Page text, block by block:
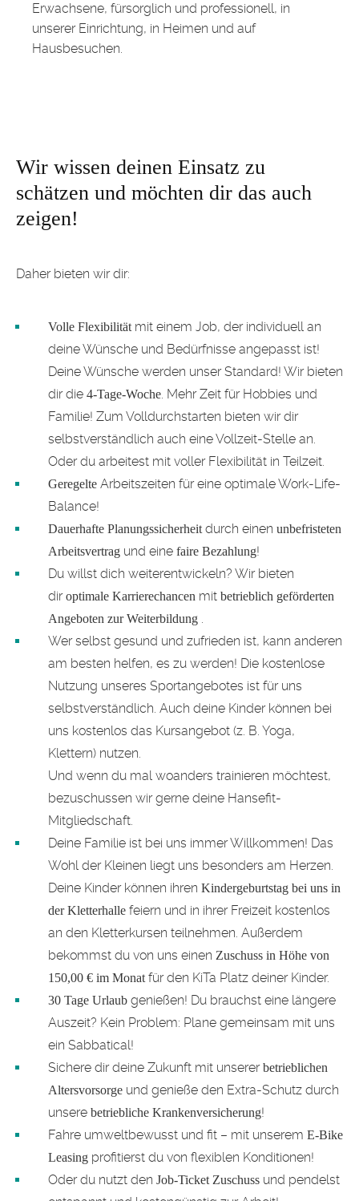
Erwachsene, fürsorglich und professionell, in
unserer Einrichtung, in Heimen und auf
Hausbesuchen.
Wir wissen deinen Einsatz zu
schätzen und möchten dir das auch
zeigen!
Daher bieten wir dir:
Volle Flexibilitätmit einem Job, der individuell an
deine Wünsche und Bedürfnisse angepasst ist!
Deine Wünsche werden unser Standard! Wir bieten
dir die 4-Tage-Woche. Mehr Zeit für Hobbies und
Familie! Zum Volldurchstarten bieten wir dir
selbstverständlich auch eine Vollzeit-Stelle an.
Oder du arbeitest mit voller Flexibilität in Teilzeit.
Geregelte Arbeitszeiten für eine optimale Work-Life-
Balance!
Dauerhafte Planungssicherheitdurch einen unbefristeten
Arbeitsvertrag und eine faire Bezahlung!
Du willst dich weiterentwickeln? Wir bieten
diroptimale Karrierechancen mit betrieblich geförderten
Angeboten zur Weiterbildung .
Wer selbst gesund und zufrieden ist, kann anderen
am besten helfen, es zu werden! Die kostenlose
Nutzung unseres Sportangebotes ist für uns
selbstverständlich. Auch deine Kinder können bei
uns kostenlos das Kursangebot (z. B. Yoga,
Klettern) nutzen.
Und wenn du mal woanders trainieren möchtest,
bezuschussen wir gerne deine Hansefit-
Mitgliedschaft.
Deine Familie ist bei uns immer Willkommen! Das
Wohl der Kleinen liegt uns besonders am Herzen.
Deine Kinder können ihren Kindergeburtstag bei uns in
der Kletterhalle feiern und in ihrer Freizeit kostenlos
an den Kletterkursen teilnehmen. Außerdem
bekommst du von uns einen Zuschuss in Höhe von
150,00 € im Monatfür den KiTa Platz deiner Kinder.
30 Tage Urlaub genießen! Du brauchst eine längere
Auszeit? Kein Problem: Plane gemeinsam mit uns
ein Sabbatical!
Sichere dir deine Zukunft mit unsererbetrieblichen
Altersvorsorge und genieße den Extra-Schutz durch
unsere betriebliche Krankenversicherung!
Fahre umweltbewusst und fit – mit unserem E-Bike
Leasing profitierst du von flexiblen Konditionen!
Oder du nutzt den Job-Ticket Zuschuss und pendelst